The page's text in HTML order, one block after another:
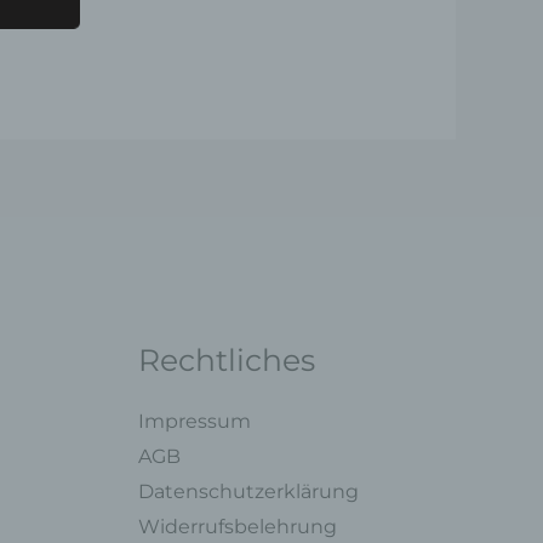
Rechtliches
Impressum
AGB
Datenschutzerklärung
Widerrufsbelehrung